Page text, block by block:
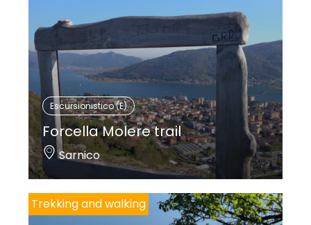
Escursionistico (E)
Forcella Molere trail
Sarnico
Trekking and walking